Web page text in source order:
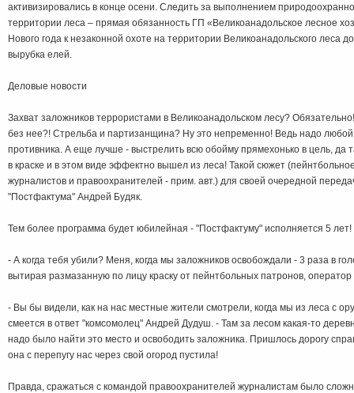
активизировались в конце осени. Следить за выполнением
территории леса – прямая обязанность ГП «Великоанадольское лесное
Нового года к незаконной охоте на территории Великоанадольского леса
вырубка елей.
Деловые новости
Захват заложников террористами в Великоанадольском лесу?
без нее?! Стрельба и партизанщина? Ну это непременно! Ведь надо
противника. А еще лучше - выстрелить всю обойму прямехонько в цель, да
в краске и в этом виде эффектно вышел из леса! Такой сюжет
журналистов и правоохранителей - прим. авт.) для своей очередной
"Постфактума" Андрей Будяк.
Тем более программа будет юбилейная - "Постфактуму" исполняется 5 лет!
- А когда тебя убили? Меня, когда мы заложников освобождали - 3 раза в
вытирая размазанную по лицу краску от пейнтбольных патронов,
- Вы бы видели, как на нас местные жители смотрели, когда мы из леса с
смеется в ответ "комсомолец" Андрей Дудуш. - Там за лесом какая-то
надо было найти это место и освободить заложника. Пришлось дорогу
она с перепугу нас через свой огород пустила!
Правда, сражаться с командой правоохранителей журналистам было